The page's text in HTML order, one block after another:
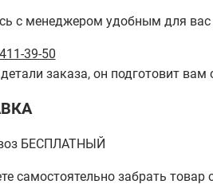
с менеджером удобным для вас
39-50
заказа, он подготовит вам
БЕСПЛАТНЫЙ
самостоятельно забрать товар